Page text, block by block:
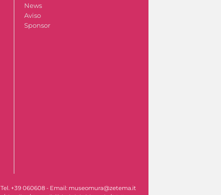
News
Aviso
Sponsor
+39 060608 - Email: museomura@zetema.it